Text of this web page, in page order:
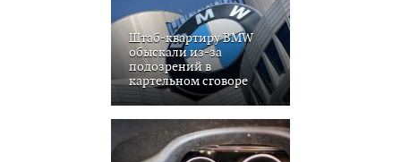
Штаб-квартиру BMW
обыскали из-за
подозрений в
картельном сговоре